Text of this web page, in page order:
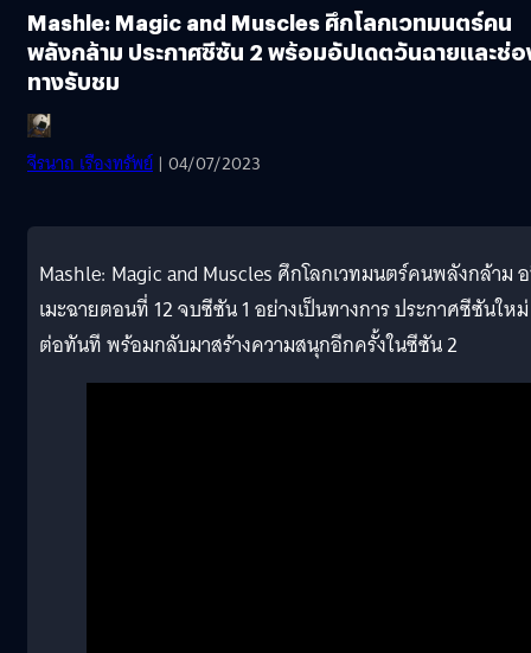
Mashle: Magic and Muscles ศึกโลกเวทมนตร์คน
พลังกล้าม ประกาศซีซัน 2 พร้อมอัปเดตวันฉายและช่
ทางรับชม
จีรนาถ เรืองทรัพย์ | 04/07/2023
Mashle: Magic and Muscles ศึกโลกเวทมนตร์คนพลังกล้าม
เมะฉายตอนที่ 12 จบซีซัน 1 อย่างเป็นทางการ ประกาศซีซันใหม่
ต่อทันที พร้อมกลับมาสร้างความสนุกอีกครั้งในซีซัน 2